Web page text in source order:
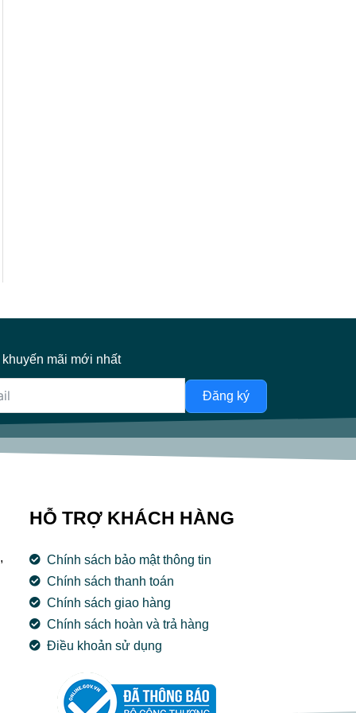
mãi mới nhất
Đăng ký
HỖ TRỢ KHÁCH HÀNG
Chính sách bảo mật thông tin
Chính sách thanh toán
Chính sách giao hàng
Chính sách hoàn và trả hàng
Điều khoản sử dụng